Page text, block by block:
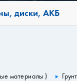
диски, АКБ
материалы )